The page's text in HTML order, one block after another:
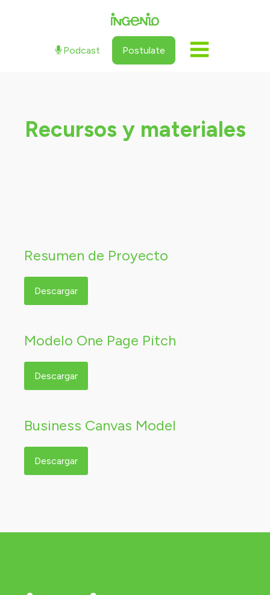
Podcast Postulate
Recursos y materiales
Resumen de Proyecto
Descargar
Modelo One Page Pitch
Descargar
Business Canvas Model
Descargar